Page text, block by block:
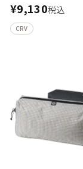
ウルトラグリッド
¥9,130税込
CRV